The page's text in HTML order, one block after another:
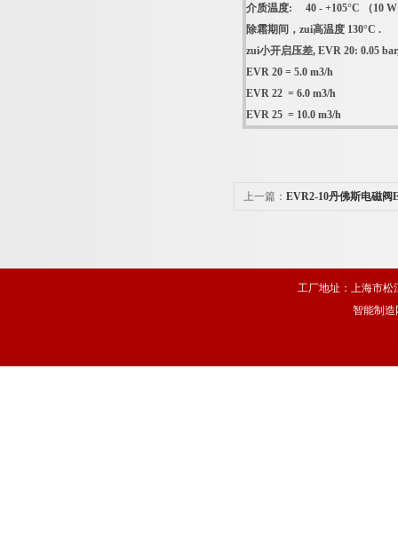
介质温度: 40 - +105°C （10 W
除霜期间，zui高温度 130°C .
zui小开启压差, EVR 20: 0.05
EVR 20 = 5.0 m3/h
EVR 22 = 6.0 m3/h
EVR 25 = 10.0 m3/h
上一篇： EVR2-10丹佛斯电磁阀
工厂地址：上海市松
智能制造